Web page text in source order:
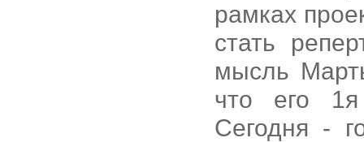
рамках
стать
мысль
что его
Сегодня -